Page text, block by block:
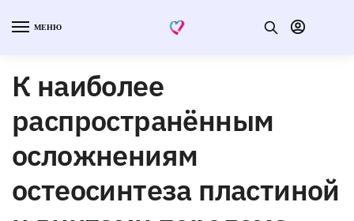
МЕНЮ
К наиболее
распространённым
осложнениям
остеосинтеза пластиной